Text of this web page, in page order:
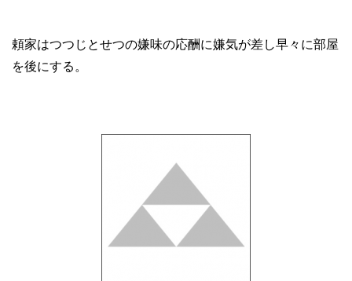
頼家はつつじとせつの嫌味の応酬に嫌気が差し早々に部屋
を後にする。